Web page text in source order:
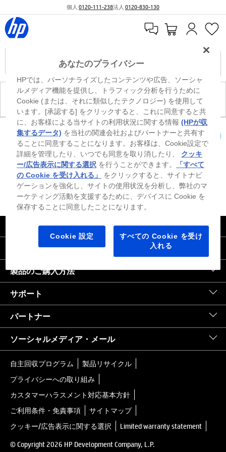
個人 0120-111-238法人 0120-830-130
現在、このカテゴリには商品がありません。
カートを確認
※ Windowsのすべてのエディションまたはバージョンで、すべての機能を使用でき
るわけではありません。Windowsの機能を最大限に活用するには、システムのハ
ードウェア、ドライバー、ソフトウェアのアップグレードおよび/または別途購
入、あるいはBIOSのアップデートが必要になる場合があります。Windowsは自動
的にアップデートされ、有効になります。高速インターネットとMicrosoftアカウ
ントが必要になります。ISPの料金が適用され、今後アップデートの際に要件が追
加される場合があります。http://www.windows.com 外部リンクアイコンをご覧く
ださい。
｜United States HP.com
会社情報
製品のご購入方法
サポート
パートナー
ソーシャルメディア・メール
自主回収プログラム
製品リサイクル
プライバシーへの取り組み
カスタマーハラスメント対応基本方針
ご利用条件・免責事項
サイトマップ
クッキー/広告表示に関する選択
Limited warranty statement
© Copyright 2026 HP Development Company, L.P.
あなたのプライバシー
HPでは、パーソナライズしたコンテンツや広告、ソーシャ
ルメディア機能を提供し、トラフィック分析を行うために
Cookie (または、それに類似したテクノロジー) を使用して
います。[承認する] をクリックすると、これに同意すると共
に、お客様による当サイトの利用状況に関する情報(HPが収
集するデータ) を当社の関連会社およびパートナーと共有す
ることに同意することになります。お客様は、Cookie設定で
詳細を管理したり、いつでも同意を取り消したり、 クッキ
ー/広告表示に関する選択 を行うことができます。
「すべて
の Cookie を受け入れる」
をクリックすると、サイトナビ
ゲーションを強化し、サイトの使用状況を分析し、弊社のマ
ーケティング活動を支援するために、デバイスに Cookie を
保存することに同意したことになります。
Cookie 設定
すべての Cookie を受け
入れる